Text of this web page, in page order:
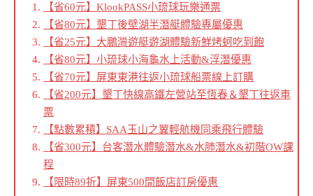
【省60元】KlookPASS小琉球玩樂通票
【省80元】墾丁後壁湖半潛艇體驗專屬優惠
【省25元】大鵬灣遊艇遊湖體驗新鮮烤蚵吃到飽
【省80元】小琉球小海龜水上活動&浮潛優惠
【省70元】屏東東港往返小琉球船票線上訂購
【省200元】墾丁快線高鐵左營站至恆春＆墾丁往返車
票
【點數累積】SAA玉山之翼輕航機同乘飛行體驗
【省300元】台客潛水體驗潛水&水肺潛水&初階OW課
程
【限時89折】屏東500間飯店訂房優惠